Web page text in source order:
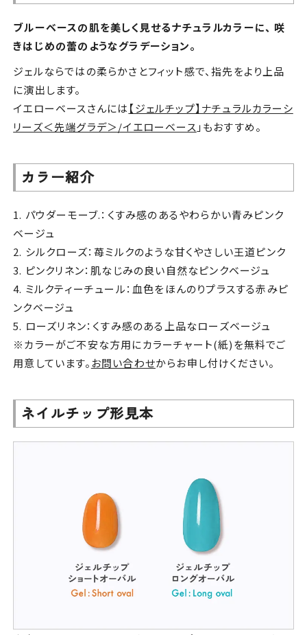
ブルーベースの肌を美しく見せるナチュラルカラーに、 咲
きはじめの蕾のようなグラデーション。
ジェルならではの柔らかさとフィット感で、指先をより上品
に演出します。
イエローベースさんには 【ジェルチップ】ナチュラルカラーシ
リーズ＜先端グラデ＞/イエローベース 」もおすすめ。
カラー紹介
1. パウダーモーブ.：くすみ感のあるやわらかい青みピンク
ベージュ
2. シルクローズ：苺ミルクのような甘くやさしい王道ピンク
3. ピンクリネン：肌なじみの良い自然なピンクベージュ
4. ミルクティーチュール：血色をほんのりプラスする赤みピ
ンクベージュ
5. ローズリネン：くすみ感のある上品なローズベージュ
※カラーがご不安な方用にカラーチャート(紙)を無料でご
用意しています。 お問い合わせからお申し付けください。
ネイルチップ形見本